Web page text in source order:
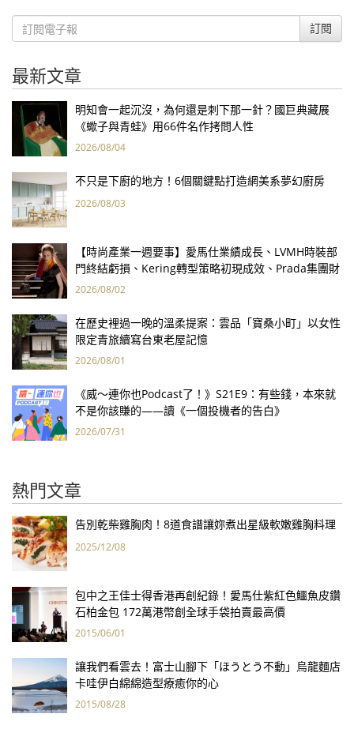
訂閱
最新文章
明知會一起沉沒，為何還是刺下那一針？國巨典藏展
《蠍子與青蛙》用66件名作拷問人性
2026/08/04
不只是下廚的地方！6個關鍵點打造網美系夢幻廚房
2026/08/03
【時尚產業一週要事】愛馬仕業績成長、LVMH時裝部
門終結虧損、Kering轉型策略初現成效、Prada集團財
報亮眼
2026/08/02
在歷史裡過一晚的溫柔提案：雲品「寶桑小町」以女性
限定青旅續寫台東老屋記憶
2026/08/01
《威～連你也Podcast了！》S21E9：有些錢，本來就
不是你該賺的——讀《一個投機者的告白》
2026/07/31
熱門文章
告別乾柴雞胸肉！8道食譜讓妳煮出星級軟嫩雞胸料理
2025/12/08
包中之王佳士得香港再創紀錄！愛馬仕紫紅色鱷魚皮鑽
石柏金包 172萬港幣創全球手袋拍賣最高價
2015/06/01
讓我們看雲去！富士山腳下「ほうとう不動」烏龍麵店
卡哇伊白綿綿造型療癒你的心
2015/08/28